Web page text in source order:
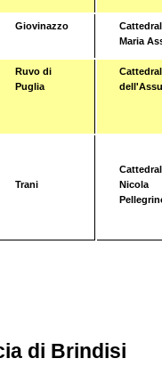
Giovinazzo
Maria
Ruvo di
Puglia
Trani
Nicola
di Brindisi